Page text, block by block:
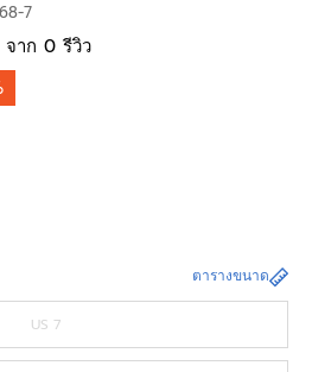
7
าก 0 รีวิว
ตารางขนาด
US 7